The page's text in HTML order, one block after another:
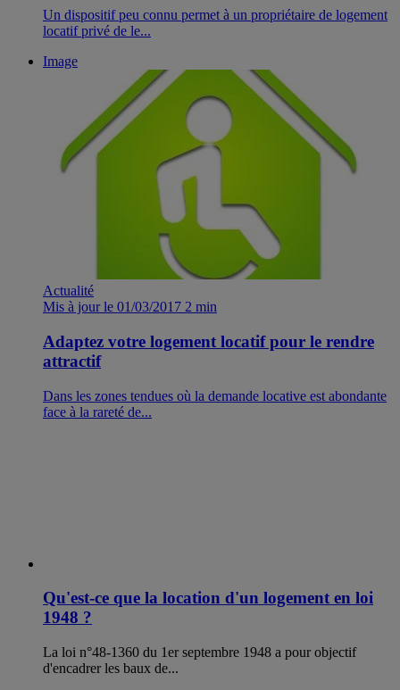
Un dispositif peu connu permet à un propriétaire de logement
locatif privé de le...
Image
Actualité
Mis à jour le 01/03/2017 2 min
Adaptez votre logement locatif pour le rendre
attractif
Dans les zones tendues où la demande locative est abondante
face à la rareté de...
Qu'est-ce que la location d'un logement en loi
1948 ?
La loi n°48-1360 du 1er septembre 1948 a pour objectif
d'encadrer les baux de...